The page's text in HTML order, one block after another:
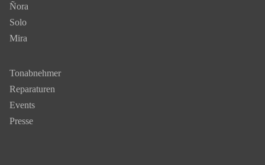
Ñora
Solo
Mira
Tonabnehmer
Reparaturen
Events
Presse